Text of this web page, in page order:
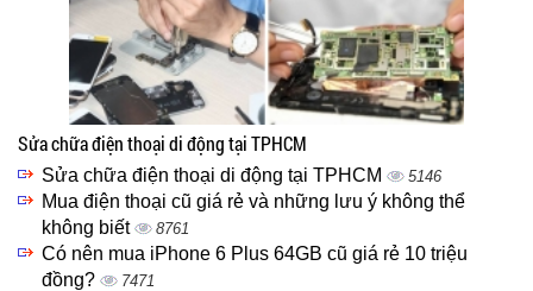
Sửa chữa điện thoại di động tại TPHCM
Sửa chữa điện thoại di động tại TPHCM 5146
Mua điện thoại cũ giá rẻ và những lưu ý không thể
không biết
8761
Có nên mua iPhone 6 Plus 64GB cũ giá rẻ 10 triệu
đồng?
7471